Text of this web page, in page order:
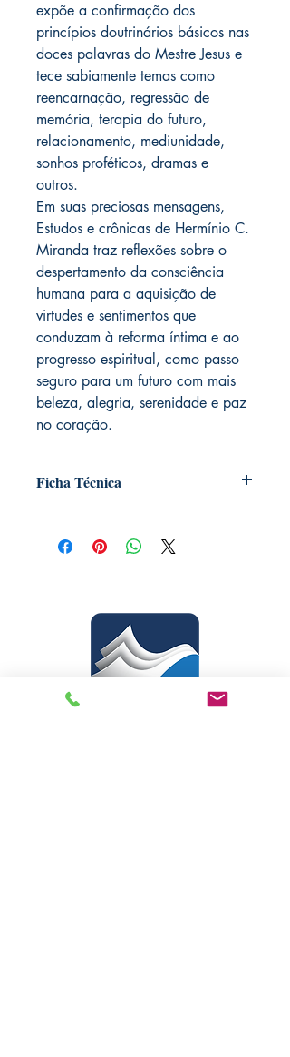
expõe a confirmação dos
princípios doutrinários básicos nas
doces palavras do Mestre Jesus e
tece sabiamente temas como
reencarnação, regressão de
memória, terapia do futuro,
relacionamento, mediunidade,
sonhos proféticos, dramas e
outros.
Em suas preciosas mensagens,
Estudos e crônicas de Hermínio C.
Miranda traz reflexões sobre o
despertamento da consciência
humana para a aquisição de
virtudes e sentimentos que
conduzam à reforma íntima e ao
progresso espiritual, como passo
seguro para um futuro com mais
beleza, alegria, serenidade e paz
no coração.
Ficha Técnica
Autor: Hermínio Côrrea de Miranda
Assunto: Conto. Crônica
Formato: 14x21x2,2cm
Coleção: Hermínio C. Miranda